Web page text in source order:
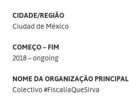
CIDADE/REGIÃO
Ciudad de México
COMEÇO – FIM
2018 – ongoing
NOME DA ORGANIZAÇÃO PRINCIPAL
Colectivo #FiscalíaQueSirva